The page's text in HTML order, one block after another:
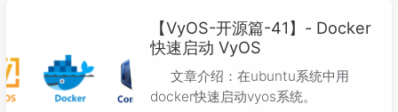
【VyOS-开源篇-41】- Docker
快速启动 VyOS
文章介绍：在ubuntu系统中用
docker快速启动vyos系统。